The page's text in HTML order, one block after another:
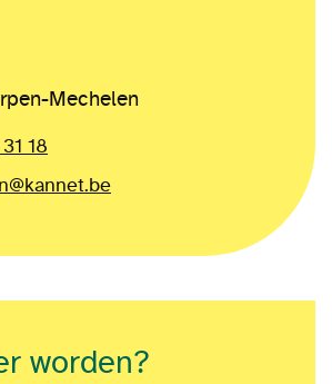
Mechelen
18
worden?